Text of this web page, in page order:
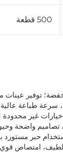
500 قطعة
توفير عينات
سرعة طباعة عالية
خيارات غير محدودة
تصاميم واضحة
حبر مستورد
امتصاص قوي